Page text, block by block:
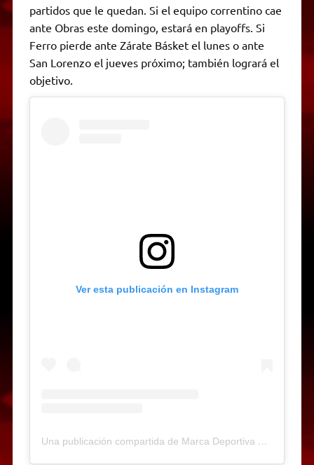
partidos que le quedan. Si el equipo correntino cae
ante Obras este domingo, estará en playoffs. Si
Ferro pierde ante Zárate Básket el lunes o ante
San Lorenzo el jueves próximo; también logrará el
objetivo.
Ver esta publicación en Instagram
Una publicación compartida de Marca Deportiva Web-Radio (@marcadeportiva)